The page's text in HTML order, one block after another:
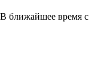
ближайшее время с